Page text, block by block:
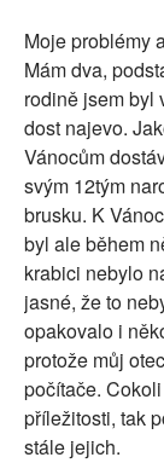
Moje problémy
Mám dva,
rodině jsem byl
dost najevo.
Vánocům
svým 12tým
brusku. K
byl ale během
krabici nebylo
jasné, že to
opakovalo i
protože můj
počítače.
příležitosti, tak
stále jejich.